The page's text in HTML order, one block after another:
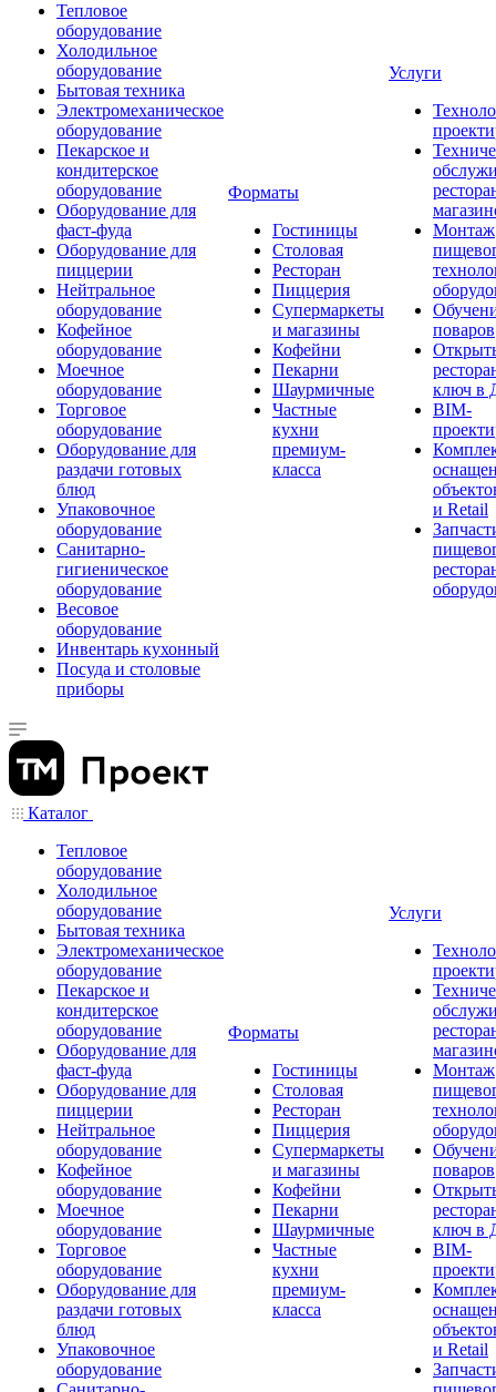
Тепловое
оборудование
Холодильное
оборудование
Бытовая техника
Электромеханическое
оборудование
Пекарское и
кондитерское
оборудование
Оборудование для
фаст-фуда
Оборудование для
пиццерии
Нейтральное
оборудование
Кофейное
оборудование
Моечное
оборудование
Торговое
оборудование
Оборудование для
раздачи готовых
блюд
Упаковочное
оборудование
Санитарно-
гигиеническое
оборудование
Весовое
оборудование
Инвентарь кухонный
Посуда и столовые
приборы
Форматы
Гостиницы
Столовая
Ресторан
Пиццерия
Супермаркеты
и магазины
Кофейни
Пекарни
Шаурмичные
Частные
кухни
премиум-
класса
Услуги
Монтаж
поваров
ключ в
BIM-
и Retail
Каталог
Тепловое
оборудование
Холодильное
оборудование
Бытовая техника
Электромеханическое
оборудование
Пекарское и
кондитерское
оборудование
Оборудование для
фаст-фуда
Оборудование для
пиццерии
Нейтральное
оборудование
Кофейное
оборудование
Моечное
оборудование
Торговое
оборудование
Оборудование для
раздачи готовых
блюд
Упаковочное
оборудование
Форматы
Гостиницы
Столовая
Ресторан
Пиццерия
Супермаркеты
и магазины
Кофейни
Пекарни
Шаурмичные
Частные
кухни
премиум-
класса
Услуги
Монтаж
поваров
ключ в
BIM-
и Retail